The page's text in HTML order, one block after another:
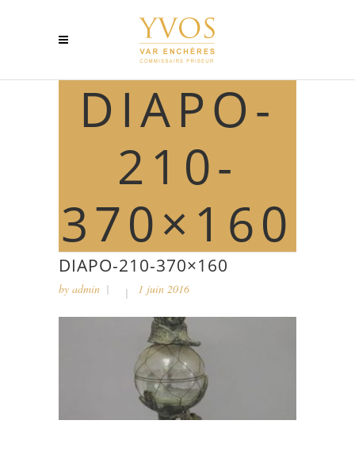
DIAPO-
210-
370×160
DIAPO-210-370×160
by admin 1 juin 2016